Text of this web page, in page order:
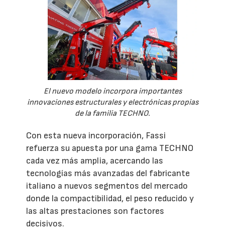
El nuevo modelo incorpora importantes
innovaciones estructurales y electrónicas propias
de la familia TECHNO.
Con esta nueva incorporación, Fassi
refuerza su apuesta por una gama TECHNO
cada vez más amplia, acercando las
tecnologías más avanzadas del fabricante
italiano a nuevos segmentos del mercado
donde la compactibilidad, el peso reducido y
las altas prestaciones son factores
decisivos.